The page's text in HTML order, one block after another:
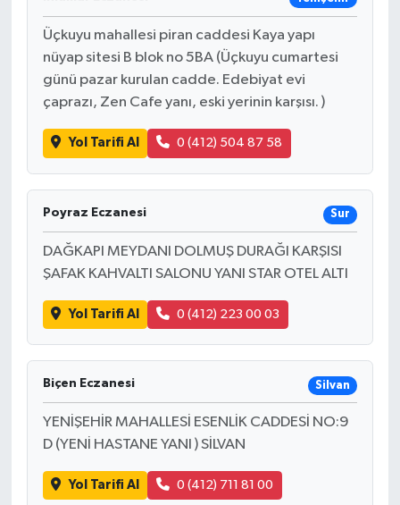
Üçkuyu mahallesi piran caddesi Kaya yapı
nüyap sitesi B blok no 5BA (Üçkuyu cumartesi
günü pazar kurulan cadde. Edebiyat evi
çaprazı, Zen Cafe yanı, eski yerinin karşısı. )
Yol Tarifi Al 0 (412) 504 87 58
Poyraz Eczanesi Sur
DAĞKAPI MEYDANI DOLMUŞ DURAĞI KARŞISI
ŞAFAK KAHVALTI SALONU YANI STAR OTEL ALTI
Yol Tarifi Al 0 (412) 223 00 03
Biçen Eczanesi Silvan
YENİŞEHİR MAHALLESİ ESENLİK CADDESİ NO:9
D (YENİ HASTANE YANI ) SİLVAN
Yol Tarifi Al 0 (412) 711 81 00